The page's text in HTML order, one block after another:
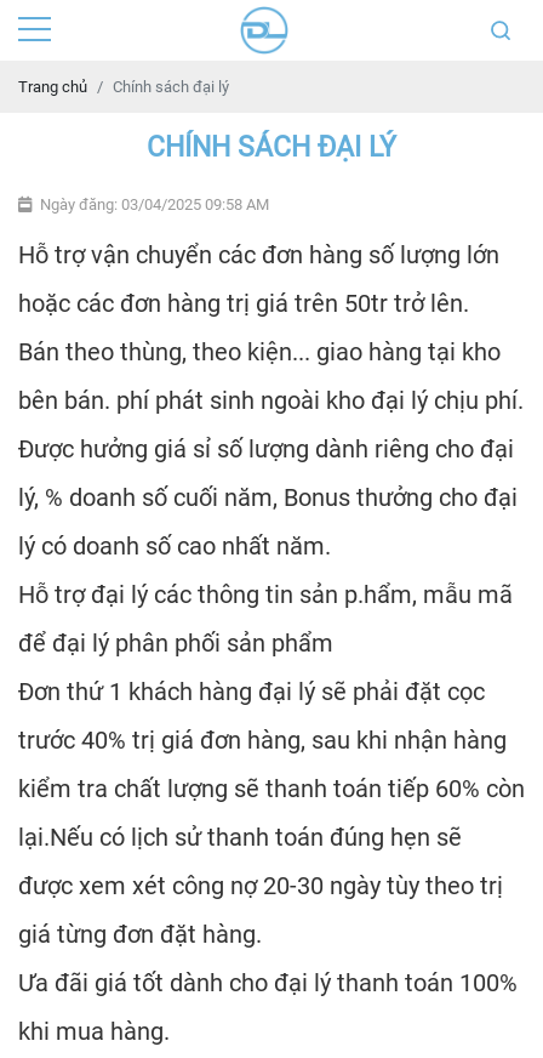
Trang chủ Chính sách đại lý
CHÍNH SÁCH ĐẠI LÝ
Ngày đăng: 03/04/2025 09:58 AM
Hỗ trợ vận chuyển các đơn hàng số lượng lớn
hoặc các đơn hàng trị giá trên 50tr trở lên.
Bán theo thùng, theo kiện... giao hàng tại kho
bên bán. phí phát sinh ngoài kho đại lý chịu phí.
Được hưởng giá sỉ số lượng dành riêng cho đại
lý, % doanh số cuối năm, Bonus thưởng cho đại
lý có doanh số cao nhất năm.
Hỗ trợ đại lý các thông tin sản p.hẩm, mẫu mã
để đại lý phân phối sản phẩm
Đơn thứ 1 khách hàng đại lý sẽ phải đặt cọc
trước 40% trị giá đơn hàng, sau khi nhận hàng
kiểm tra chất lượng sẽ thanh toán tiếp 60% còn
lại.Nếu có lịch sử thanh toán đúng hẹn sẽ
được xem xét công nợ 20-30 ngày tùy theo trị
giá từng đơn đặt hàng.
Ưa đãi giá tốt dành cho đại lý thanh toán 100%
khi mua hàng.